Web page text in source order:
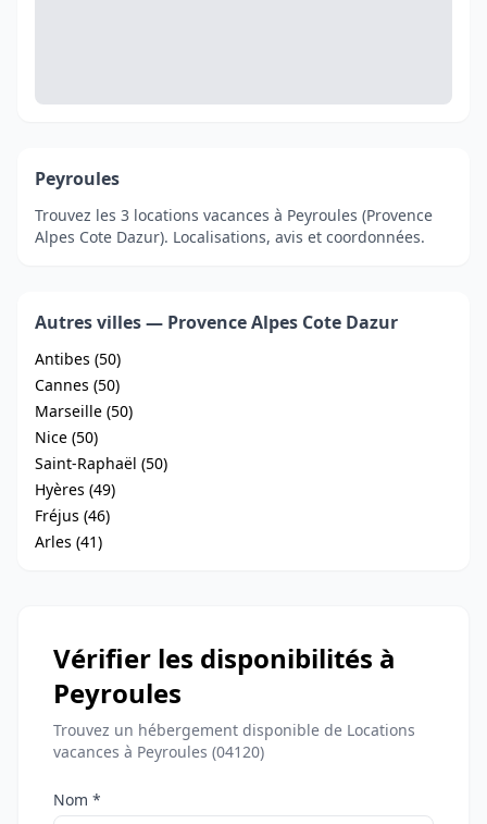
Peyroules
Trouvez les 3 locations vacances à Peyroules (Provence
Alpes Cote Dazur). Localisations, avis et coordonnées.
Autres villes — Provence Alpes Cote Dazur
Antibes (50)
Cannes (50)
Marseille (50)
Nice (50)
Saint-Raphaël (50)
Hyères (49)
Fréjus (46)
Arles (41)
Vérifier les disponibilités à
Peyroules
Trouvez un hébergement disponible de Locations
vacances à Peyroules (04120)
Nom *